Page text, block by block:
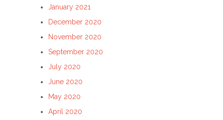
January 2021
December 2020
November 2020
September 2020
July 2020
June 2020
May 2020
April 2020